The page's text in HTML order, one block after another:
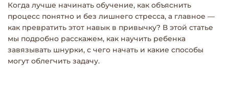
Когда лучше начинать обучение, как объяснить
процесс понятно и без лишнего стресса, а главное —
как превратить этот навык в привычку? В этой статье
мы подробно расскажем, как научить ребенка
завязывать шнурки, с чего начать и какие способы
могут облегчить задачу.